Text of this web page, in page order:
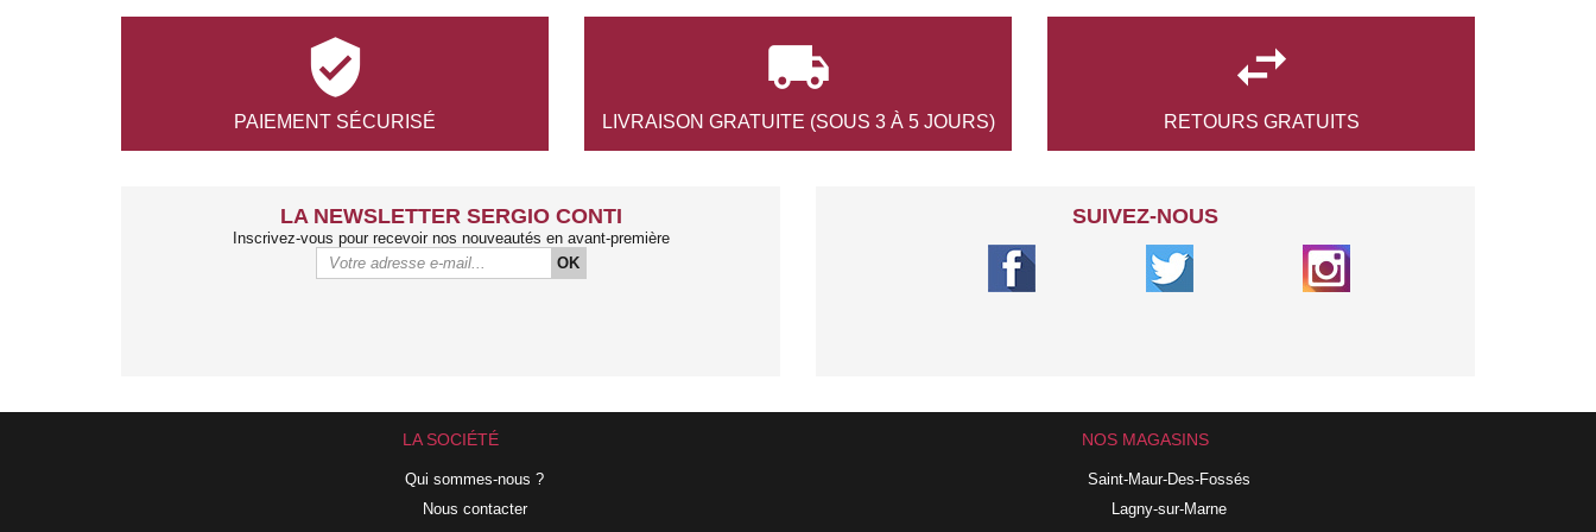

PAIEMENT SÉCURISÉ

LIVRAISON GRATUITE (SOUS 3 À 5 JOURS)

RETOURS GRATUITS
LA NEWSLETTER SERGIO CONTI
Inscrivez-vous pour recevoir nos nouveautés en avant-première
OK
SUIVEZ-NOUS
LA SOCIÉTÉ
Qui sommes-nous ?
Nous contacter
NOS MAGASINS
Saint-Maur-Des-Fossés
Lagny-sur-Marne